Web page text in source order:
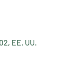
EE. UU.